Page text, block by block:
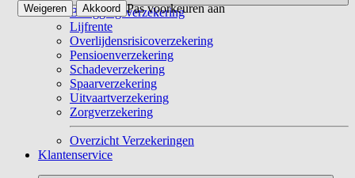
Beleggingsverzekering
Lijfrente
Overlijdensrisicoverzekering
Pensioenverzekering
Schadeverzekering
Spaarverzekering
Uitvaartverzekering
Zorgverzekering
Overzicht Verzekeringen
Klantenservice
Pas voorkeuren aan
Weigeren Akkoord